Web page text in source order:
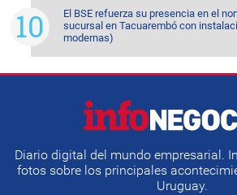
El BSE refuerza su presencia en el
sucursal en Tacuarembó con
modernas)
Diario digital del mundo empresarial.
fotos sobre los principales
Uruguay.